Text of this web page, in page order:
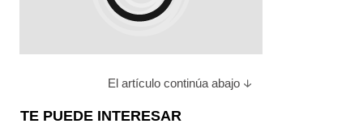
El artículo continúa abajo
TE PUEDE INTERESAR